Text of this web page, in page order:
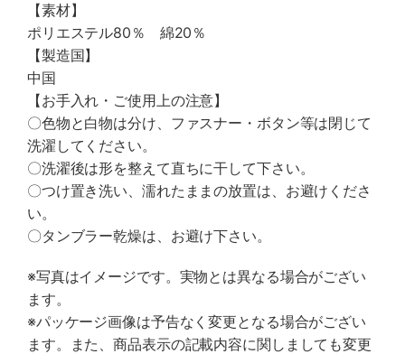
【素材】
ポリエステル80％ 綿20％
【製造国】
中国
【お手入れ・ご使用上の注意】
〇色物と白物は分け、ファスナー・ボタン等は閉じて
洗濯してください。
〇洗濯後は形を整えて直ちに干して下さい。
〇つけ置き洗い、濡れたままの放置は、お避けくださ
い。
〇タンブラー乾燥は、お避け下さい。
※写真はイメージです。実物とは異なる場合がござい
ます。
※パッケージ画像は予告なく変更となる場合がござい
ます。また、商品表示の記載内容に関しましても変更